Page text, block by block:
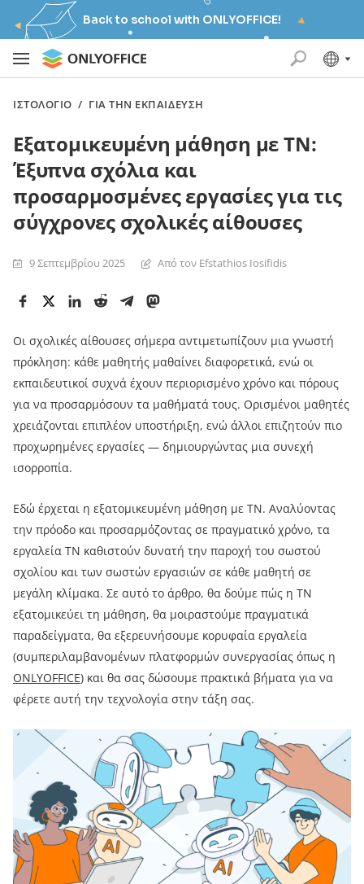
Back to school with ONLYOFFICE!
ΙΣΤΟΛΌΓΙΟ / ΓΙΑ ΤΗΝ ΕΚΠΑΊΔΕΥΣΗ
Εξατομικευμένη μάθηση με ΤΝ:
Έξυπνα σχόλια και
προσαρμοσμένες εργασίες για τις
σύγχρονες σχολικές αίθουσες
9 Σεπτεμβρίου 2025 Από τον Efstathios Iosifidis
Οι σχολικές αίθουσες σήμερα αντιμετωπίζουν μια γνωστή
πρόκληση: κάθε μαθητής μαθαίνει διαφορετικά, ενώ οι
εκπαιδευτικοί συχνά έχουν περιορισμένο χρόνο και πόρους
για να προσαρμόσουν τα μαθήματά τους. Ορισμένοι μαθητές
χρειάζονται επιπλέον υποστήριξη, ενώ άλλοι επιζητούν πιο
προχωρημένες εργασίες — δημιουργώντας μια συνεχή
ισορροπία.
Εδώ έρχεται η εξατομικευμένη μάθηση με ΤΝ. Αναλύοντας
την πρόοδο και προσαρμόζοντας σε πραγματικό χρόνο, τα
εργαλεία ΤΝ καθιστούν δυνατή την παροχή του σωστού
σχολίου και των σωστών εργασιών σε κάθε μαθητή σε
μεγάλη κλίμακα. Σε αυτό το άρθρο, θα δούμε πώς η ΤΝ
εξατομικεύει τη μάθηση, θα μοιραστούμε πραγματικά
παραδείγματα, θα εξερευνήσουμε κορυφαία εργαλεία
(συμπεριλαμβανομένων πλατφορμών συνεργασίας όπως η
ONLYOFFICE) και θα σας δώσουμε πρακτικά βήματα για να
φέρετε αυτή την τεχνολογία στην τάξη σας.